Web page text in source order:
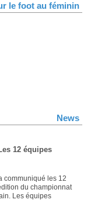
le foot au féminin
News
12 équipes
communiqué les 12
du championnat
Les équipes